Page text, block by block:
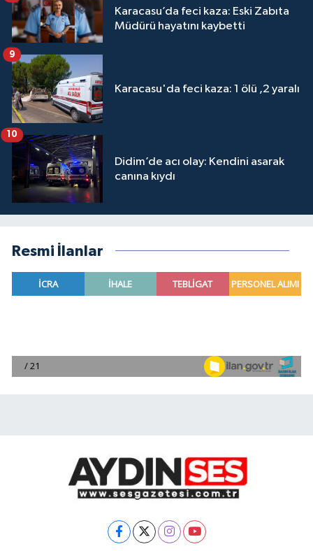
Karacasu’da feci kaza: Eski Zabıta
Müdürü hayatını kaybetti
Karacasu'da feci kaza: 1 ölü ,2 yaralı
9
Didim’de acı olay: Kendini asarak
canına kıydı
10
Resmi İlanlar